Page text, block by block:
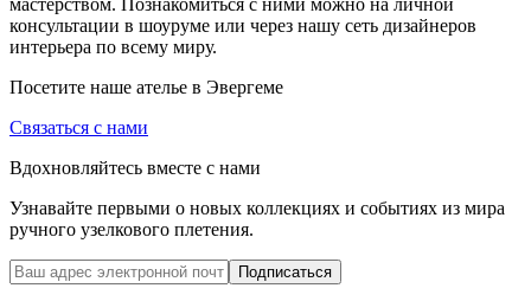
консультации в шоуруме или через нашу сеть дизайнеров
интерьера по всему миру.
Посетите наше ателье в Эвергеме
Связаться с нами
Вдохновляйтесь вместе с нами
Узнавайте первыми о новых коллекциях и событиях из мира
ручного узелкового плетения.
Подписаться